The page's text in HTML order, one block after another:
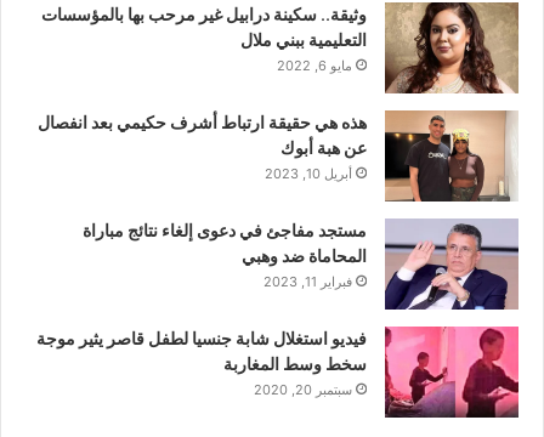
وثيقة.. سكينة درابيل غير مرحب بها بالمؤسسات
التعليمية ببني ملال
مايو 6, 2022
هذه هي حقيقة ارتباط أشرف حكيمي بعد انفصال
عن هبة أبوك
أبريل 10, 2023
مستجد مفاجئ في دعوى إلغاء نتائج مباراة
المحاماة ضد وهبي
فبراير 11, 2023
فيديو استغلال شابة جنسيا لطفل قاصر يثير موجة
سخط وسط المغاربة
سبتمبر 20, 2020